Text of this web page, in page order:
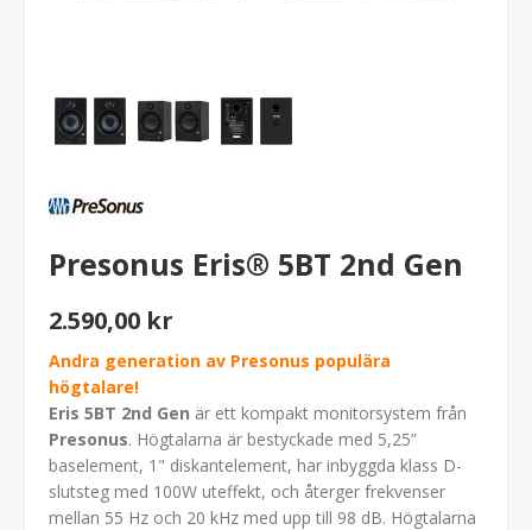
Presonus Eris® 5BT 2nd Gen
2.590,00 kr
Andra generation av Presonus populära
högtalare!
Eris 5BT 2nd Gen är ett kompakt monitorsystem från
Presonus. Högtalarna är bestyckade med 5,25”
baselement, 1" diskantelement, har inbyggda klass D-
slutsteg med 100W uteffekt, och återger frekvenser
mellan 55 Hz och 20 kHz med upp till 98 dB. Högtalarna